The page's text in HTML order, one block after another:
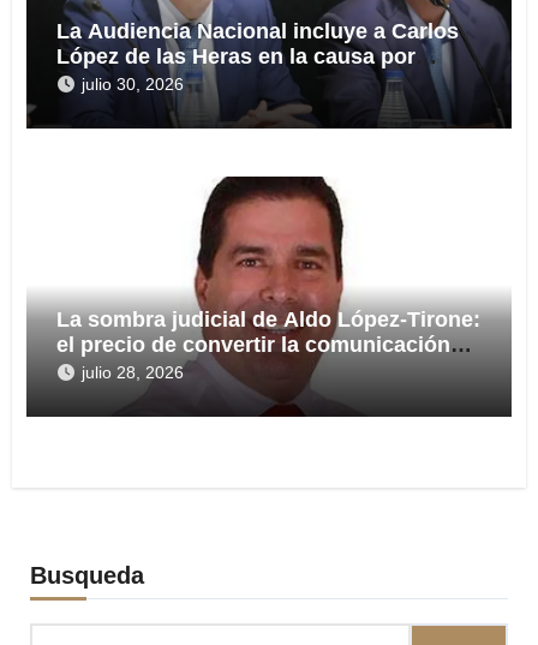
La Audiencia Nacional incluye a Carlos
López de las Heras en la causa por
presuntas irregularidades en el rescate
de 112,8 millones a Tubos Reunidos
julio 30, 2026
La sombra judicial de Aldo López-Tirone:
el precio de convertir la comunicación
en arma
julio 28, 2026
Busqueda